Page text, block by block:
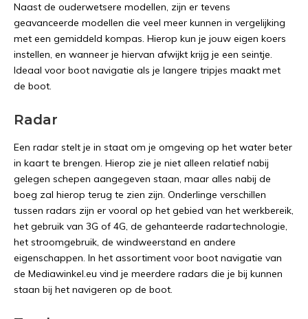
Naast de ouderwetsere modellen, zijn er tevens
geavanceerde modellen die veel meer kunnen in vergelijking
met een gemiddeld kompas. Hierop kun je jouw eigen koers
instellen, en wanneer je hiervan afwijkt krijg je een seintje.
Ideaal voor boot navigatie als je langere tripjes maakt met
de boot.
Radar
Een radar stelt je in staat om je omgeving op het water beter
in kaart te brengen. Hierop zie je niet alleen relatief nabij
gelegen schepen aangegeven staan, maar alles nabij de
boeg zal hierop terug te zien zijn. Onderlinge verschillen
tussen radars zijn er vooral op het gebied van het werkbereik,
het gebruik van 3G of 4G, de gehanteerde radartechnologie,
het stroomgebruik, de windweerstand en andere
eigenschappen. In het assortiment voor boot navigatie van
de Mediawinkel.eu vind je meerdere radars die je bij kunnen
staan bij het navigeren op de boot.